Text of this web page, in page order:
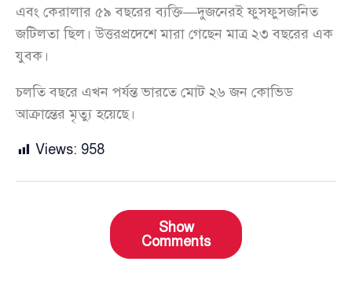
এবং কেরালার ৫৯ বছরের ব্যক্তি—দুজনেরই ফুসফুসজনিত
জটিলতা ছিল। উত্তরপ্রদেশে মারা গেছেন মাত্র ২৩ বছরের এক
যুবক।
চলতি বছরে এখন পর্যন্ত ভারতে মোট ২৬ জন কোভিড
আক্রান্তের মৃত্যু হয়েছে।
Views: 958
Show
Comments